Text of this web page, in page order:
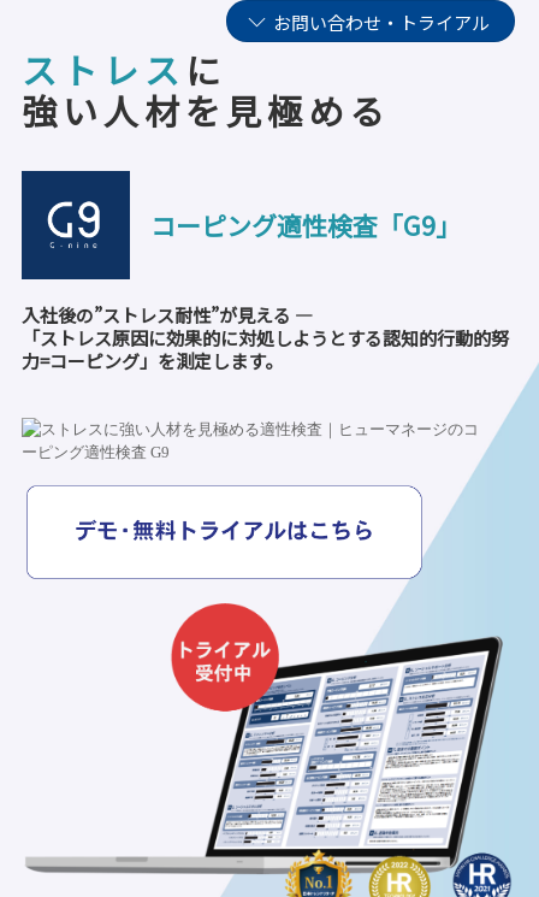
お問い合わせ・トライアル
ストレス に
強い人材を見極める
コーピング適性検査「G9」
入社後の”ストレス耐性”が見える ―
「ストレス原因に効果的に対処しようとする認知的行動的努
力=コーピング」を測定します。